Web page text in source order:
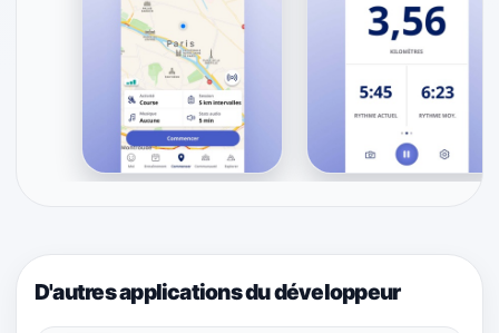
D'autres applications du développeur